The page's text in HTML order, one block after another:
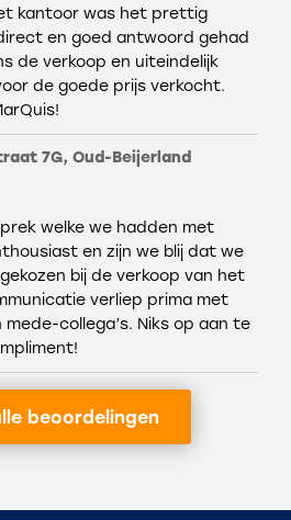
kantoor was het prettig
en goed antwoord gehad
de verkoop en uiteindelijk
de goede prijs verkocht.
7G, Oud-Beijerland
welke we hadden met
en zijn we blij dat we
bij de verkoop van het
verliep prima met
collega’s. Niks op aan te
beoordelingen